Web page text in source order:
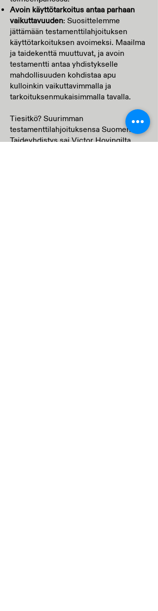
Avoin käyttötarkoitus antaa parhaan
vaikuttavuuden: Suosittelemme
jättämään testamenttilahjoituksen
käyttötarkoituksen avoimeksi. Maailma
ja taidekenttä muuttuvat, ja avoin
testamentti antaa yhdistykselle
mahdollisuuden kohdistaa apu
kulloinkin vaikuttavimmalla ja
tarkoituksenmukaisimmalla tavalla.
Tiesitkö? Suurimman
testamenttilahjoituksensa Suomen
Taideyhdistys sai Victor Hovingilta